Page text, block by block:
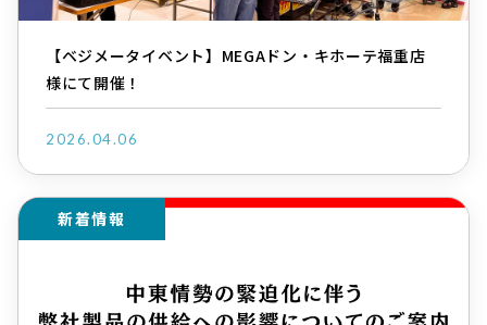
【ベジメータイベント】MEGAドン・キホーテ福重店
様にて開催！
2026.04.06
新着情報